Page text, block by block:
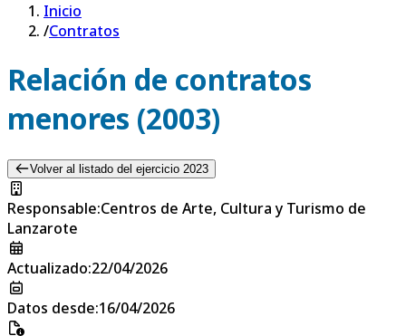
Inicio
/Contratos
Relación de contratos
menores (2003)
Volver al listado del ejercicio 2023
Responsable:Centros de Arte, Cultura y Turismo de
Lanzarote
Actualizado:22/04/2026
Datos desde:16/04/2026